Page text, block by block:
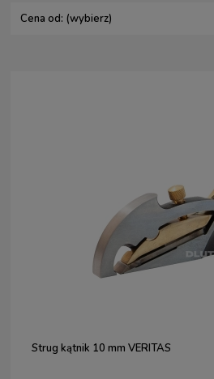
Cena od: (wybierz)
Strug kątnik 10 mm VERITAS